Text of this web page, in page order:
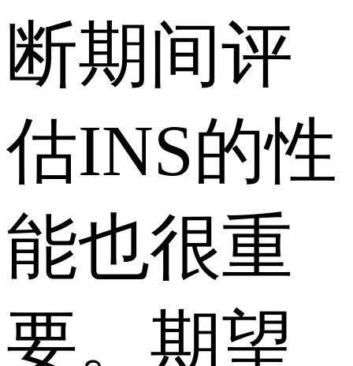
断期间评
估INS的性
能也很重
要。期望